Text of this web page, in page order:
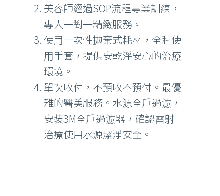
美容師經過SOP流程專業訓練，
專人一對一精緻服務。
使用一次性拋棄式耗材，全程使
用手套，提供安乾淨安心的治療
環境。
單次收付，不預收不預付。最優
雅的醫美服務。水源全戶過濾，
安裝3M全戶過濾器，確認雷射
治療使用水源潔淨安全。